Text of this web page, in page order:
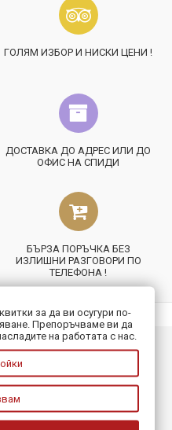
ГОЛЯМ ИЗБОР И НИСКИ ЦЕНИ !
ДОСТАВКА ДО АДРЕС ИЛИ ДО
ОФИС НА СПИДИ
БЪРЗА ПОРЪЧКА БЕЗ
ИЗЛИШНИ РАЗГОВОРИ ПО
ТЕЛЕФОНА !
за да ви осугури по-
Препоръчваме ви да
на работата с нас.